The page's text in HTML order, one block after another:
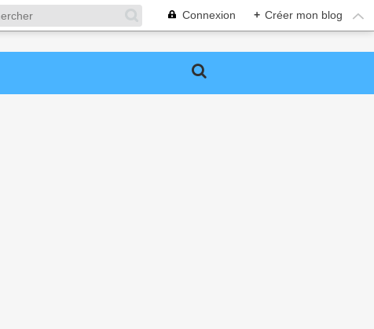
Connexion + Créer mon blog